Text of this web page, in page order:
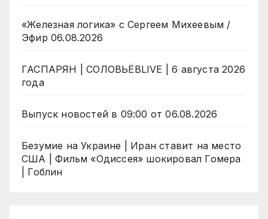
«Железная логика» с Сергеем Михеевым /
Эфир 06.08.2026
ГАСПАРЯН | СОЛОВЬЁВLIVE | 6 августа 2026
года
Выпуск новостей в 09:00 от 06.08.2026
Безумие на Украине | Иран ставит на место
США | Фильм «Одиссея» шокировал Гомера
| Гоблин